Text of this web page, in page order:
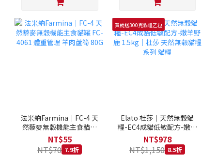
法米納Farmina｜FC-4 天
然藜麥無穀機能主食貓罐
FC-4061 體重管理 羊肉蘆
筍 80G
NT$55
NT$70 7.9折
買就送300克貓糧乙包
Elato 杜莎｜天然無榖貓
糧-EC4成貓低敏配方-嫩羊
野鹿 1.5kg｜杜莎 天然無
榖貓糧系列 貓糧
NT$978
NT$1,150 8.5折